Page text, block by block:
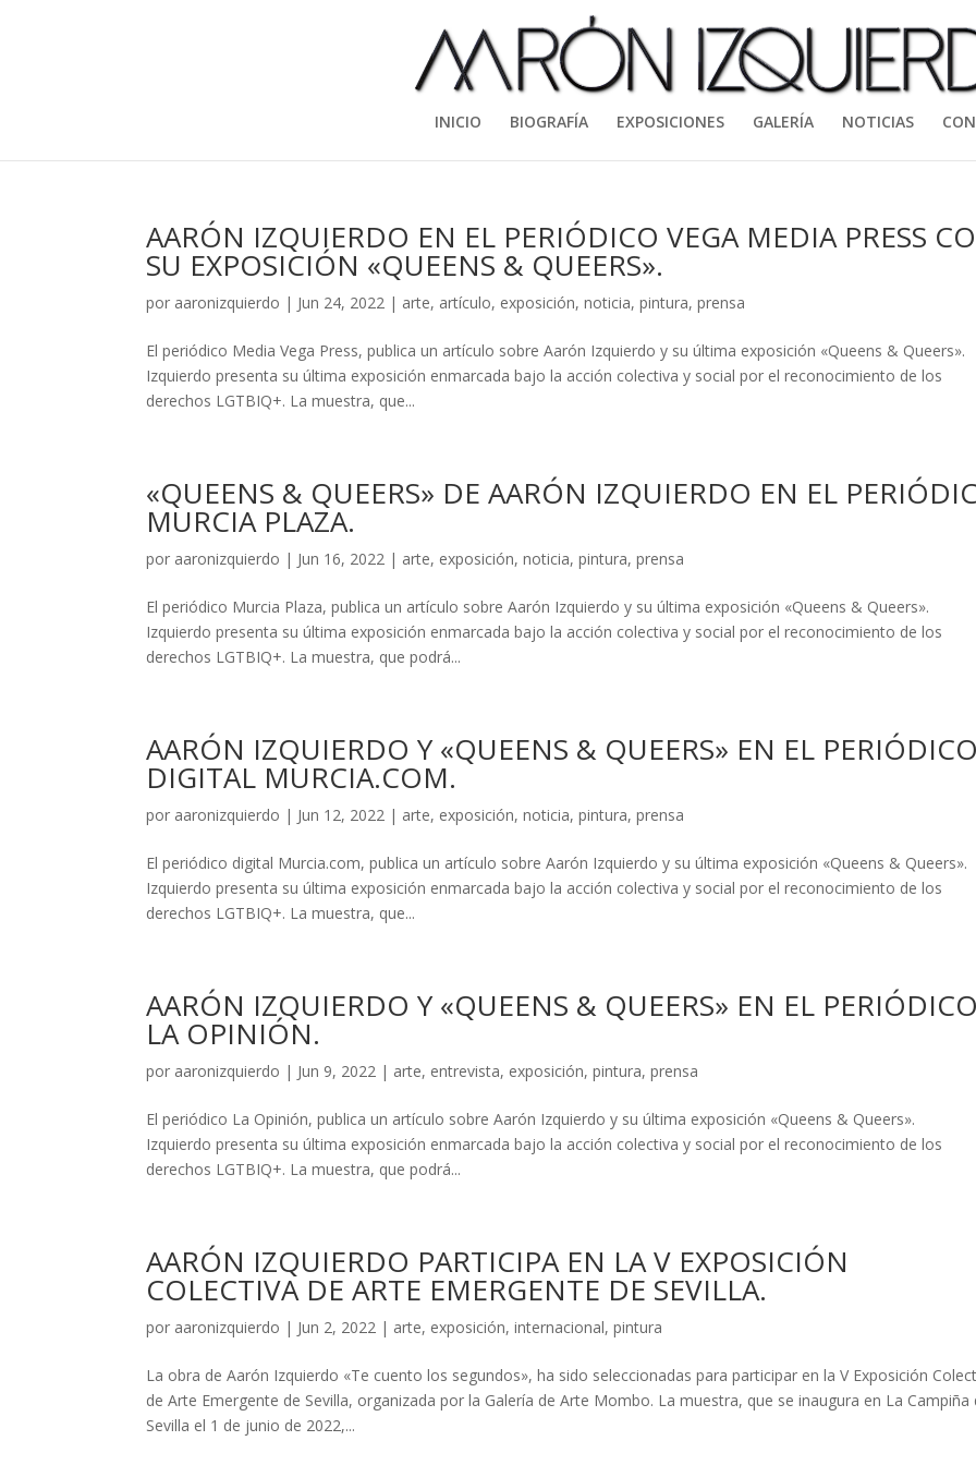
INICIO BIOGRAFÍA EXPOSICIONES GALERÍA NOTICIAS
AARÓN IZQUIERDO EN EL PERIÓDICO VEGA MEDIA PRESS
SU EXPOSICIÓN «QUEENS & QUEERS».
por aaronizquierdo | Jun 24, 2022 | arte, artículo, exposición,noticia,pintura,prensa
El periódico Media Vega Press, publica un artículo sobre Aarón Izquierdo y su última exposición «Queens & Queers».
Izquierdo presenta su última exposición enmarcada bajo la acción colectiva y social por el reconocimiento de los
derechos LGTBIQ+. La muestra, que...
«QUEENS & QUEERS» DE AARÓN IZQUIERDO EN EL
MURCIA PLAZA.
por aaronizquierdo | Jun 16, 2022 | arte, exposición,noticia,pintura,prensa
El periódico Murcia Plaza, publica un artículo sobre Aarón Izquierdo y su última exposición «Queens & Queers».
Izquierdo presenta su última exposición enmarcada bajo la acción colectiva y social por el reconocimiento de los
derechos LGTBIQ+. La muestra, que podrá...
AARÓN IZQUIERDO Y «QUEENS & QUEERS» EN EL
DIGITAL MURCIA.COM.
por aaronizquierdo | Jun 12, 2022 | arte, exposición,noticia,pintura,prensa
El periódico digital Murcia.com, publica un artículo sobre Aarón Izquierdo y su última exposición «Queens & Queers».
Izquierdo presenta su última exposición enmarcada bajo la acción colectiva y social por el reconocimiento de los
derechos LGTBIQ+. La muestra, que...
AARÓN IZQUIERDO Y «QUEENS & QUEERS» EN EL
LA OPINIÓN.
por aaronizquierdo | Jun 9, 2022 | arte, entrevista, exposición,pintura,prensa
El periódico La Opinión, publica un artículo sobre Aarón Izquierdo y su última exposición «Queens & Queers».
Izquierdo presenta su última exposición enmarcada bajo la acción colectiva y social por el reconocimiento de los
derechos LGTBIQ+. La muestra, que podrá...
AARÓN IZQUIERDO PARTICIPA EN LA V EXPOSICIÓN
COLECTIVA DE ARTE EMERGENTE DE SEVILLA.
por aaronizquierdo | Jun 2, 2022 | arte, exposición,internacional,pintura
La obra de Aarón Izquierdo «Te cuento los segundos», ha sido seleccionadas para participar en la V Exposición
de Arte Emergente de Sevilla, organizada por la Galería de Arte Mombo. La muestra, que se inaugura en La Campiña
Sevilla el 1 de junio de 2022,...